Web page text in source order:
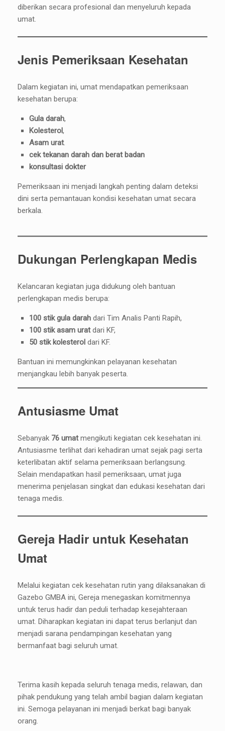
diberikan secara profesional dan menyeluruh kepada
umat.
Jenis Pemeriksaan Kesehatan
Dalam kegiatan ini, umat mendapatkan pemeriksaan
kesehatan berupa:
Gula darah,
Kolesterol,
Asam urat.
cek tekanan darah dan berat badan
konsultasi dokter
Pemeriksaan ini menjadi langkah penting dalam deteksi
dini serta pemantauan kondisi kesehatan umat secara
berkala.
Dukungan Perlengkapan Medis
Kelancaran kegiatan juga didukung oleh bantuan
perlengkapan medis berupa:
100 stik gula darahdari Tim Analis Panti Rapih,
100 stik asam uratdari KF,
50 stik kolesteroldari KF.
Bantuan ini memungkinkan pelayanan kesehatan
menjangkau lebih banyak peserta.
Antusiasme Umat
Sebanyak 76 umatmengikuti kegiatan cek kesehatan ini.
Antusiasme terlihat dari kehadiran umat sejak pagi serta
keterlibatan aktif selama pemeriksaan berlangsung.
Selain mendapatkan hasil pemeriksaan, umat juga
menerima penjelasan singkat dan edukasi kesehatan dari
tenaga medis.
Gereja Hadir untuk Kesehatan
Umat
Melalui kegiatan cek kesehatan rutin yang dilaksanakan di
Gazebo GMBA ini, Gereja menegaskan komitmennya
untuk terus hadir dan peduli terhadap kesejahteraan
umat. Diharapkan kegiatan ini dapat terus berlanjut dan
menjadi sarana pendampingan kesehatan yang
bermanfaat bagi seluruh umat.
Terima kasih kepada seluruh tenaga medis, relawan, dan
pihak pendukung yang telah ambil bagian dalam kegiatan
ini. Semoga pelayanan ini menjadi berkat bagi banyak
orang.